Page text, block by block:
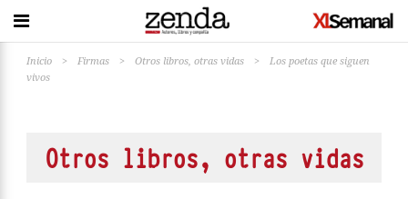
Inicio > Firmas > Otros libros, otras vidas >
Los poetas que siguen
vivos
Otros libros, otras vidas